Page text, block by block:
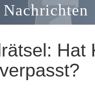
Nachrichten
Hat